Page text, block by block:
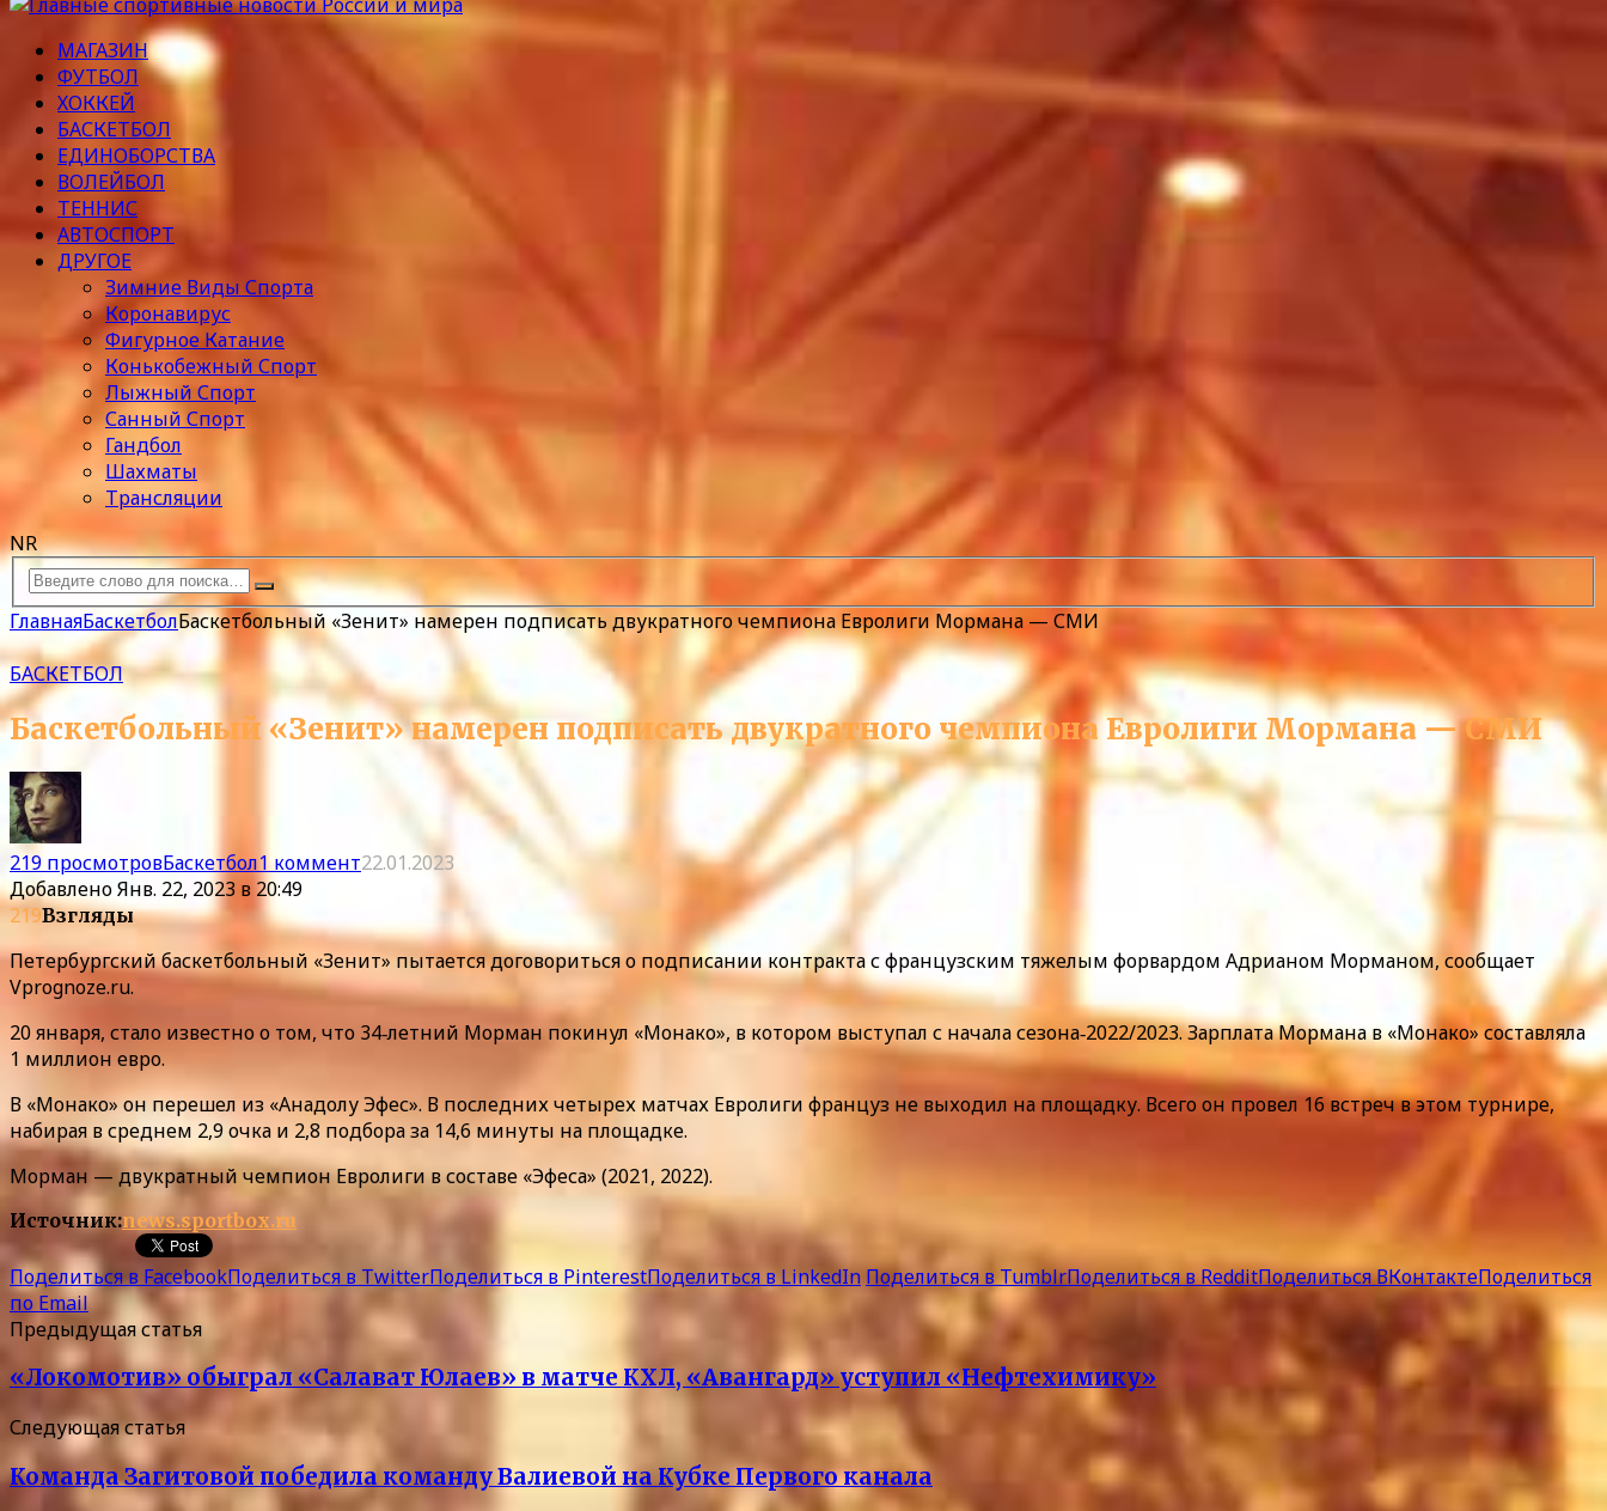
МАГАЗИН
ФУТБОЛ
ХОККЕЙ
БАСКЕТБОЛ
ЕДИНОБОРСТВА
ВОЛЕЙБОЛ
ТЕННИС
АВТОСПОРТ
ДРУГОЕ
Зимние Виды Спорта
Коронавирус
Фигурное Катание
Конькобежный Спорт
Лыжный Спорт
Санный Спорт
Гандбол
Шахматы
Трансляции
NR
ГлавнаяБаскетболБаскетбольный «Зенит» намерен подписать двукратного чемпиона Евролиги Мормана — СМИ
БАСКЕТБОЛ
Баскетбольный «Зенит» намерен подписать двукратного чемпиона Евролиги Мормана — СМИ
219 просмотровБаскетбол1 коммент22.01.2023
ДобавленоЯнв. 22, 2023 в 20:49
219Взгляды
Петербургский баскетбольный «Зенит» пытается договориться о подписании контракта с французским тяжелым форвардом Адрианом Морманом, сообщает
Vprognoze.ru.
20 января, стало известно о том, что 34‑летний Морман покинул «Монако», в котором выступал с начала сезона‑2022/2023. Зарплата Мормана в «Монако» составляла
1 миллион евро.
В «Монако» он перешел из «Анадолу Эфес». В последних четырех матчах Евролиги француз не выходил на площадку. Всего он провел 16 встреч в этом турнире,
набирая в среднем 2,9 очка и 2,8 подбора за 14,6 минуты на площадке.
Морман — двукратный чемпион Евролиги в составе «Эфеса» (2021, 2022).
Источник:news.sportbox.ru
Поделиться в FacebookПоделиться в TwitterПоделиться в PinterestПоделиться в LinkedIn Поделиться в TumblrПоделиться в RedditПоделиться ВКонтактеПоделиться
по Email
Предыдущая статья
«Локомотив» обыграл «Салават Юлаев» в матче КХЛ, «Авангард» уступил «Нефтехимику»
Следующая статья
Команда Загитовой победила команду Валиевой на Кубке Первого канала